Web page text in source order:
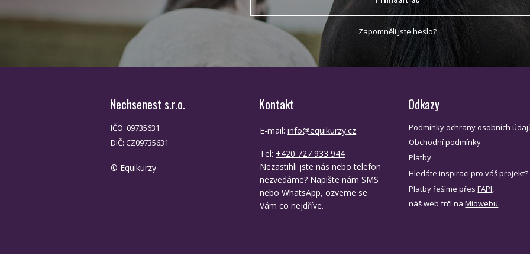
Zapomněli jste heslo?
Nechsenest s.r.o.
IČO: 09735631
DIČ: CZ09735631
© Equikurzy
Kontakt
E-mail:info@equikurzy.cz
Tel: +420 727 933 944
Nezastihli jste nás nebo telefon
nezvedáme? Napište nám SMS
nebo WhatsApp, ozveme se
Vám co nejdříve.
Odkazy
Podmínky ochrany osobních
Obchodní podmínky
Platby
Hledáte inspiraci pro váš projekt?
Platby řešíme přesFAPI,
náš web frčí naMiowebu.